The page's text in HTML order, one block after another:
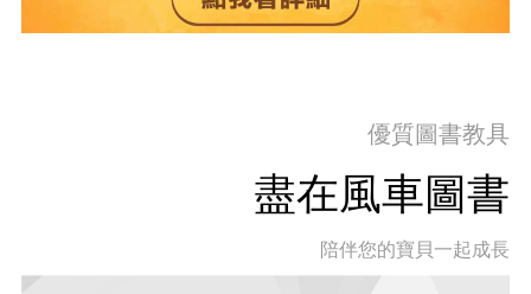
優質圖書教具
盡在風車圖書
陪伴您的寶貝一起成長